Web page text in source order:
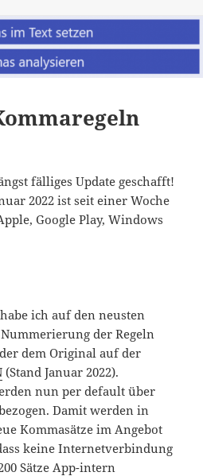
fälliges Update geschafft!
2022 ist seit einer Woche
Google Play, Windows
ich auf den neusten
der Regeln
dem Original auf der
(Stand Januar 2022).
nun per default über
Damit werden in
Kommasätze im Angebot
keine Internetverbindung
Sätze App-intern